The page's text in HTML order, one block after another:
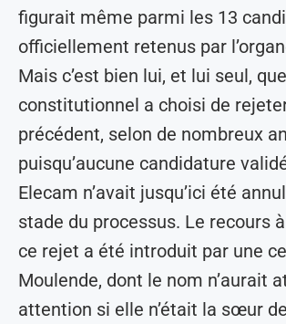
figurait même parmi les 13
officiellement retenus par
Mais c’est bien lui, et lui seul,
constitutionnel a choisi de
précédent, selon de nombreux
puisqu’aucune candidature
Elecam n’avait jusqu’ici été
stade du processus. Le recours à
ce rejet a été introduit par une
Moulende, dont le nom n’aurait
attention si elle n’était la sœur